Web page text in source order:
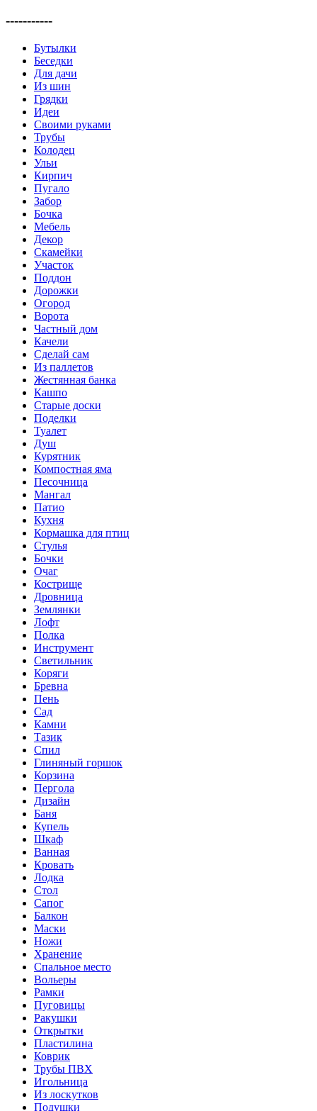
-----------
Бутылки
Беседки
Для дачи
Из шин
Грядки
Идеи
Своими руками
Трубы
Колодец
Ульи
Кирпич
Пугало
Забор
Бочка
Мебель
Декор
Скамейки
Участок
Поддон
Дорожки
Огород
Ворота
Частный дом
Качели
Сделай сам
Из паллетов
Жестянная банка
Кашпо
Старые доски
Поделки
Туалет
Душ
Курятник
Компостная яма
Песочница
Мангал
Патио
Кухня
Кормашка для птиц
Стулья
Бочки
Очаг
Кострище
Дровница
Землянки
Лофт
Полка
Инструмент
Светильник
Коряги
Бревна
Пень
Сад
Камни
Тазик
Спил
Глиняный горшок
Корзина
Пергола
Дизайн
Баня
Купель
Шкаф
Ванная
Кровать
Лодка
Стол
Сапог
Балкон
Маски
Ножи
Хранение
Спальное место
Вольеры
Рамки
Пуговицы
Ракушки
Открытки
Пластилина
Коврик
Трубы ПВХ
Игольница
Из лоскутков
Подушки